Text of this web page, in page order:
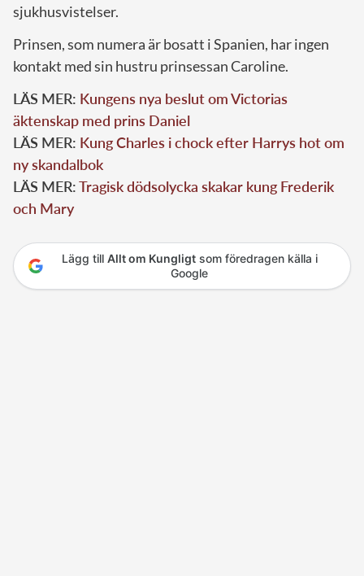
sjukhusvistelser.
Prinsen, som numera är bosatt i Spanien, har ingen
kontakt med sin hustru prinsessan Caroline.
LÄS MER: Kungens nya beslut om Victorias
äktenskap med prins Daniel
LÄS MER: Kung Charles i chock efter Harrys hot om
ny skandalbok
LÄS MER:Tragisk dödsolycka skakar kung Frederik
och Mary
Lägg till Allt om Kungligtsom föredragen källa i
Google